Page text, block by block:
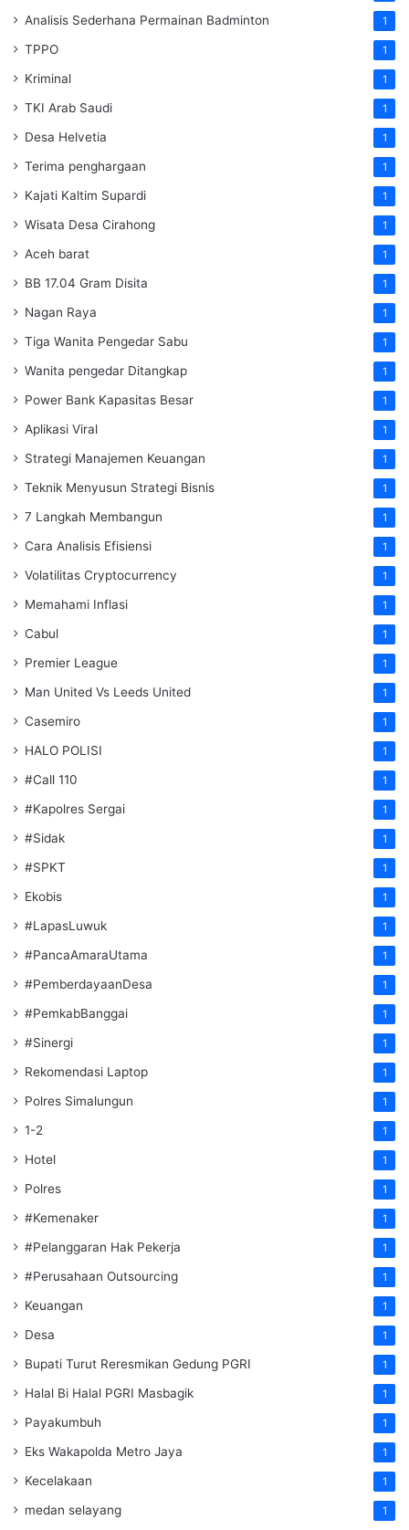
Analisis Sederhana Permainan Badminton 1
TPPO 1
Kriminal 1
TKI Arab Saudi 1
Desa Helvetia 1
Terima penghargaan 1
Kajati Kaltim Supardi 1
Wisata Desa Cirahong 1
Aceh barat 1
BB 17.04 Gram Disita 1
Nagan Raya 1
Tiga Wanita Pengedar Sabu 1
Wanita pengedar Ditangkap 1
Power Bank Kapasitas Besar 1
Aplikasi Viral 1
Strategi Manajemen Keuangan 1
Teknik Menyusun Strategi Bisnis 1
7 Langkah Membangun 1
Cara Analisis Efisiensi 1
Volatilitas Cryptocurrency 1
Memahami Inflasi 1
Cabul 1
Premier League 1
Man United Vs Leeds United 1
Casemiro 1
HALO POLISI 1
#Call 110 1
#Kapolres Sergai 1
#Sidak 1
#SPKT 1
Ekobis 1
#LapasLuwuk 1
#PancaAmaraUtama 1
#PemberdayaanDesa 1
#PemkabBanggai 1
#Sinergi 1
Rekomendasi Laptop 1
Polres Simalungun 1
1-2 1
Hotel 1
Polres 1
#Kemenaker 1
#Pelanggaran Hak Pekerja 1
#Perusahaan Outsourcing 1
Keuangan 1
Desa 1
Bupati Turut Reresmikan Gedung PGRI 1
Halal Bi Halal PGRI Masbagik 1
Payakumbuh 1
Eks Wakapolda Metro Jaya 1
Kecelakaan 1
medan selayang 1